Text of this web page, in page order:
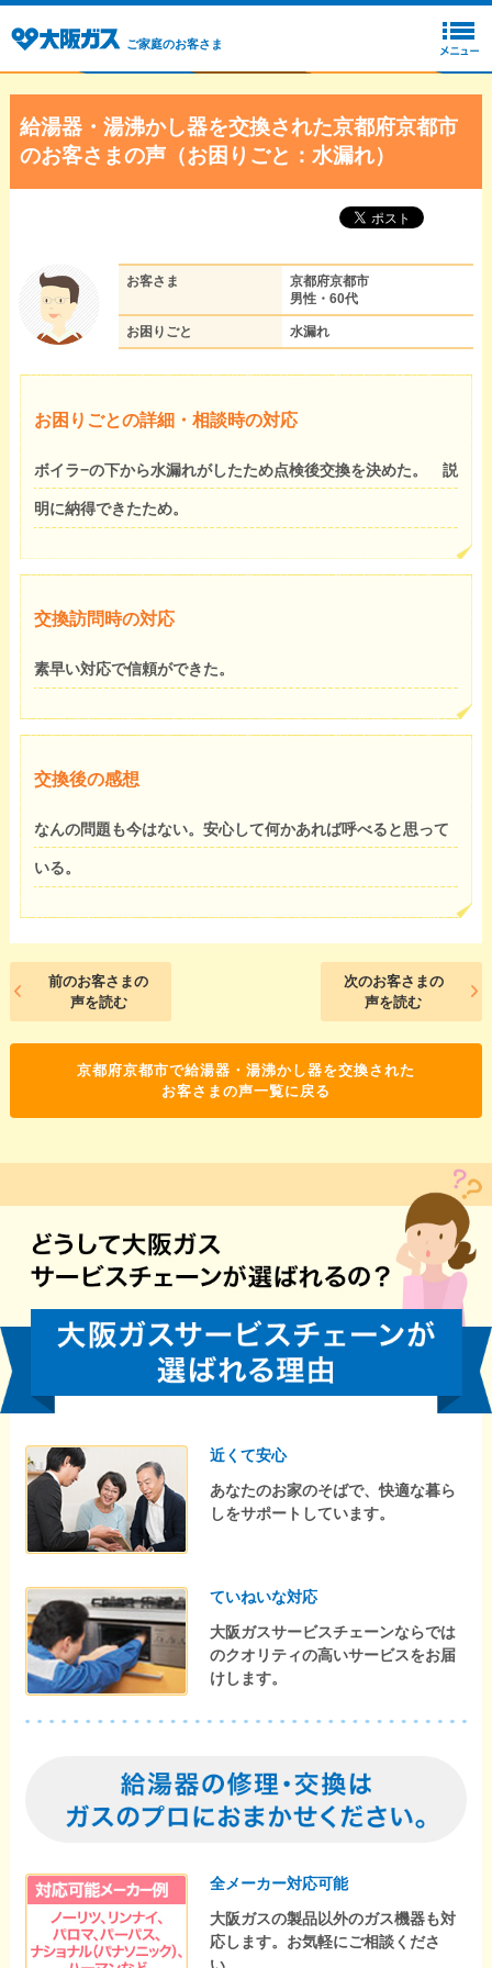
ご家庭のお客さま
給湯器・湯沸かし器を交換された京都府京都市
のお客さまの声（お困りごと：水漏れ）
お客さま
京都府京都市
男性・60代
お困りごと 水漏れ
お困りごとの詳細・相談時の対応
ボイラ−の下から水漏れがしたため点検後交換を決めた。 説
明に納得できたため。
交換訪問時の対応
素早い対応で信頼ができた。
交換後の感想
なんの問題も今はない。安心して何かあれば呼べると思って
いる。
前のお客さまの
声を読む
次のお客さまの
声を読む
京都府京都市で給湯器・湯沸かし器を交換された
お客さまの声一覧に戻る
近くて安心
あなたのお家のそばで、快適な暮ら
しをサポートしています。
ていねいな対応
大阪ガスサービスチェーンならでは
のクオリティの高いサービスをお届
けします。
全メーカー対応可能
大阪ガスの製品以外のガス機器も対
応します。お気軽にご相談くださ